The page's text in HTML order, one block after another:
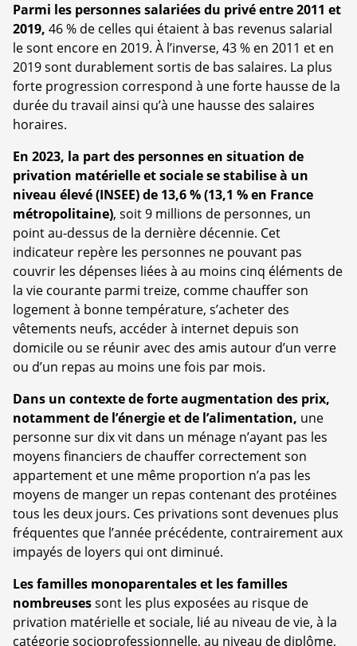
Parmi les personnes salariées du privé entre 2011 et
2019, 46 % de celles qui étaient à bas revenus salarial
le sont encore en 2019. À l’inverse, 43 % en 2011 et en
2019 sont durablement sortis de bas salaires. La plus
forte progression correspond à une forte hausse de la
durée du travail ainsi qu’à une hausse des salaires
horaires.
En 2023, la part des personnes en situation de
privation matérielle et sociale se stabilise à un
niveau élevé (INSEE) de 13,6 % (13,1 % en France
métropolitaine), soit 9 millions de personnes, un
point au-dessus de la dernière décennie. Cet
indicateur repère les personnes ne pouvant pas
couvrir les dépenses liées à au moins cinq éléments de
la vie courante parmi treize, comme chauffer son
logement à bonne température, s’acheter des
vêtements neufs, accéder à internet depuis son
domicile ou se réunir avec des amis autour d’un verre
ou d’un repas au moins une fois par mois.
Dans un contexte de forte augmentation des prix,
notamment de l’énergie et de l’alimentation, une
personne sur dix vit dans un ménage n’ayant pas les
moyens financiers de chauffer correctement son
appartement et une même proportion n’a pas les
moyens de manger un repas contenant des protéines
tous les deux jours. Ces privations sont devenues plus
fréquentes que l’année précédente, contrairement aux
impayés de loyers qui ont diminué.
Les familles monoparentales et les familles
nombreusessont les plus exposées au risque de
privation matérielle et sociale, lié au niveau de vie, à la
catégorie socioprofessionnelle, au niveau de diplôme,